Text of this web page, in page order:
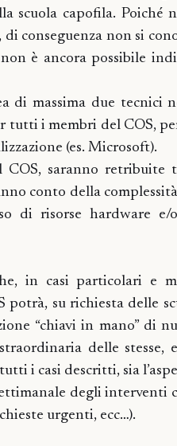
scuola capofila.
di conseguenza non si
è ancora possibile
di massima due tecnici
tutti i membri del COS,
(es. Microsoft).
COS, saranno retribuite
conto della
di risorse hardware
in casi particolari e
potrà, su richiesta delle
“chiavi in mano” di
delle stesse,
i casi descritti, sia
degli interventi
urgenti, ecc…).